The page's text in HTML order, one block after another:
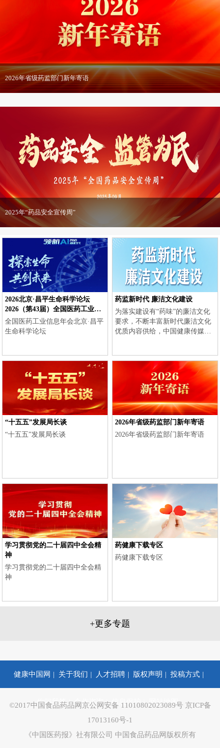
2026年省级药监部门新年寄语
2025年“药品安全宣传周”
2026北京·昌平生命科学论坛
2026（第43届）全国医药工业信
息年会
全国医药工业信息年会北京·昌平
生命科学论坛
药监新时代 廉洁文化建设
为落实建设有“药味”的廉洁文化
要求，不断丰富新时代廉洁文化
优质内容供给，中国健康传媒集
新风正气在药监系统不断充盈，
助推药品监管事业高质量发展。
“十五五”发展局长谈
“十五五”发展局长谈
2026年省级药监部门新年寄语
2026年省级药监部门新年寄语
学习贯彻党的二十届四中全会精
神
学习贯彻党的二十届四中全会精
神
药健康下载专区
药健康下载专区
2025年省级药监部门新年寄语
+更多专题
健康中国网 关于我们 人才招聘 版权声明 投稿方式
你问我答 合作咨询 信息保护 网站地图
©2017中国食品药品网京公网安备 11010802023089号 京ICP备
17013160号-1
《中国医药报》社有限公司 中国食品药品网版权所有